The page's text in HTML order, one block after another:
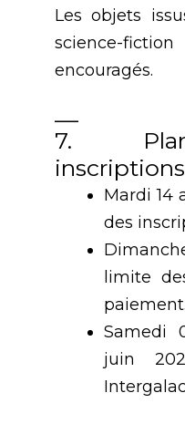
Les objets
science-
encouragés.
__
7.
Mardi 14
des
limite
paiement.
Samedi
juin